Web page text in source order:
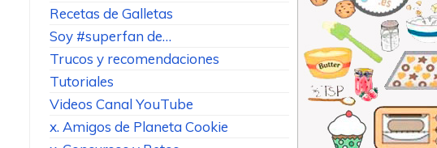
Recetas de Galletas
Soy #superfan de…
Trucos y recomendaciones
Tutoriales
Videos Canal YouTube
x. Amigos de Planeta Cookie